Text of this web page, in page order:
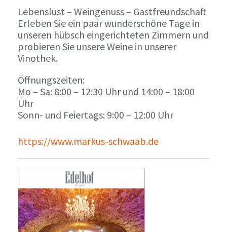
Lebenslust – Weingenuss – Gastfreundschaft
Erleben Sie ein paar wunderschöne Tage in
unseren hübsch eingerichteten Zimmern und
probieren Sie unsere Weine in unserer
Vinothek.
Öffnungszeiten:
Mo – Sa: 8:00 – 12:30 Uhr und 14:00 – 18:00
Uhr
Sonn- und Feiertags: 9:00 – 12:00 Uhr
https://www.markus-schwaab.de